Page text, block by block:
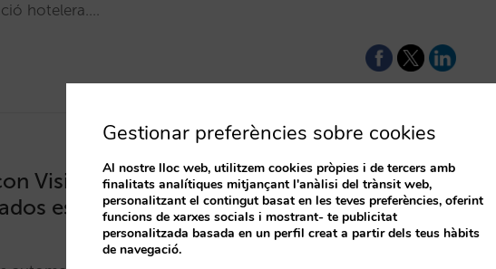
hotelera.…
Visito, un conjunto
específicamente
Gestionar preferències sobre cookies
Al nostre lloc web, utilitzem cookies pròpies i de tercers amb
finalitats analítiques mitjançant l'anàlisi del trànsit web,
personalitzant el contingut basat en les teves preferències, oferint
funcions de xarxes socials i mostrant- te publicitat
personalitzada basada en un perfil creat a partir dels teus hàbits
de navegació.